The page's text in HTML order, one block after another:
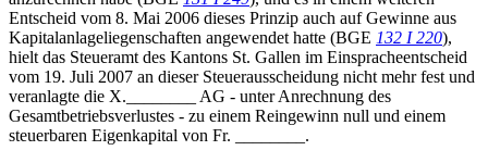
Entscheid vom 8. Mai 2006 dieses Prinzip auch auf Gewinne aus
Kapitalanlageliegenschaften angewendet hatte (BGE 132 I 220),
hielt das Steueramt des Kantons St. Gallen im Einspracheentscheid
vom 19. Juli 2007 an dieser Steuerausscheidung nicht mehr fest und
veranlagte die X.________ AG - unter Anrechnung des
Gesamtbetriebsverlustes - zu einem Reingewinn null und einem
steuerbaren Eigenkapital von Fr. ________.